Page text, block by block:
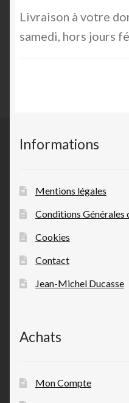
Livraison à votre
samedi, hors jours
Informations
Mentions légales
Conditions Générales
Cookies
Contact
Jean-Michel Ducasse
Achats
Mon Compte